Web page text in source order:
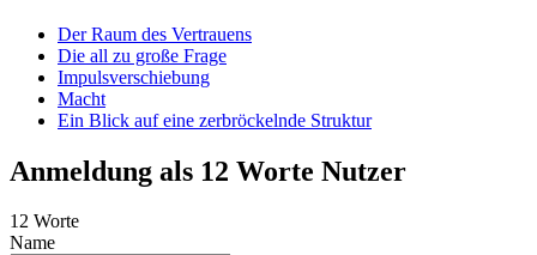
Der Raum des Vertrauens
Die all zu große Frage
Impulsverschiebung
Macht
Ein Blick auf eine zerbröckelnde Struktur
Anmeldung als 12 Worte Nutzer
12 Worte
Name